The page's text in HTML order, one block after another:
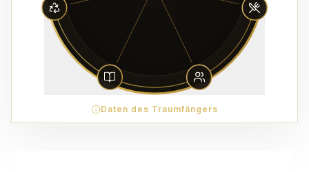
Daten des Traumfängers